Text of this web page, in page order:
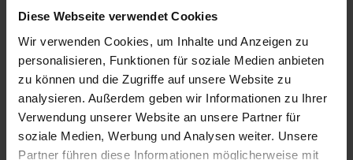
Diese Webseite verwendet Cookies
Wir verwenden Cookies, um Inhalte und Anzeigen zu
personalisieren, Funktionen für soziale Medien anbieten
zu können und die Zugriffe auf unsere Website zu
analysieren. Außerdem geben wir Informationen zu Ihrer
Verwendung unserer Website an unsere Partner für
soziale Medien, Werbung und Analysen weiter. Unsere
Partner führen diese Informationen möglicherweise mit
Design macht jeden Raum sofort spannender. Er wirkt
luxuriöse, grafische Akzentwand gestalten möchten,
die leise und sofort die ganze Raumwirkung
verändert..
Produktdetails